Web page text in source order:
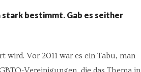
stark bestimmt. Gab es seither
Vor 2011 war es ein Tabu, man